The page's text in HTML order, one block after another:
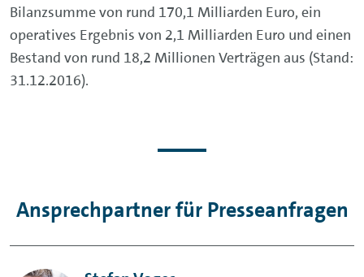
Bilanzsumme von rund 170,1 Milliarden Euro, ein
operatives Ergebnis von 2,1 Milliarden Euro und einen
Bestand von rund 18,2 Millionen Verträgen aus (Stand:
31.12.2016).
Ansprechpartner für Presseanfragen